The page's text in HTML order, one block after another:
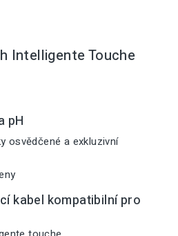
Intelligente Touche
pH
osvědčené a exkluzivní
kabel kompatibilní pro